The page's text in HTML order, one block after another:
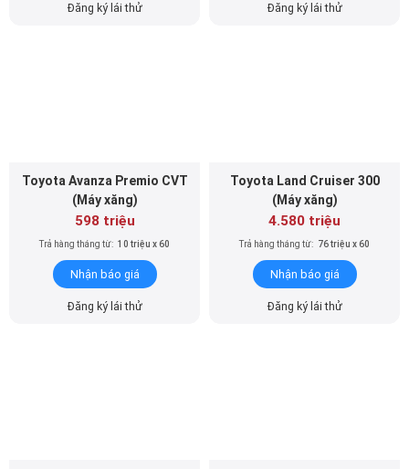
Đăng ký lái thử Đăng ký lái thử
Toyota Avanza Premio CVT
(Máy xăng)
598 triệu
Trả hàng tháng từ: 10 triệu x 60
Nhận báo giá
Đăng ký lái thử
Toyota Land Cruiser 300
(Máy xăng)
4.580 triệu
Trả hàng tháng từ: 76 triệu x 60
Nhận báo giá
Đăng ký lái thử